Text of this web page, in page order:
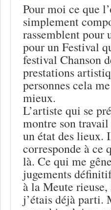
Pour moi ce que
simplement
rassemblent pour
pour un Festival
festival Chanson
prestations
personnes cela
mieux.
L’artiste qui se
montre son
un état des lieux.
corresponde à ce
là. Ce qui me
jugements
à la Meute
j’étais déjà parti.